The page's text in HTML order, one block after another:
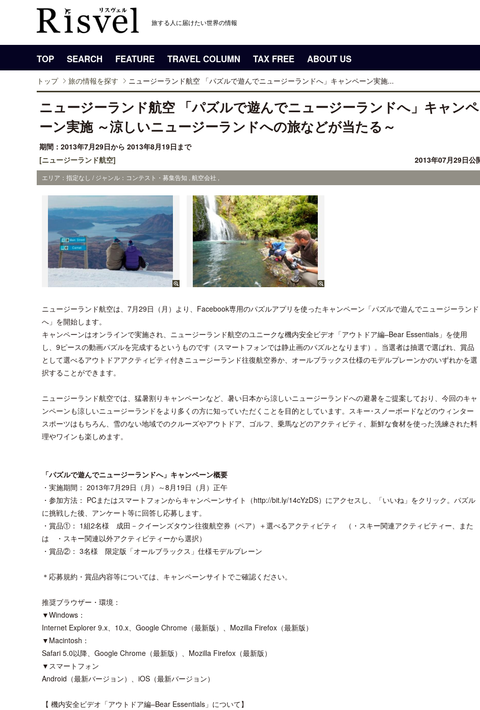
旅する人に届けたい世界の情報
TOP SEARCH FEATURE TRAVEL COLUMN TAX FREE ABOUT US
トップ 旅の情報を探す ニュージーランド航空 「パズルで遊んでニュージーランドへ」キャンペーン実施...
ニュージーランド航空 「パズルで遊んでニュージーランドへ」キャンペ
ーン実施 ～涼しいニュージーランドへの旅などが当たる～
期間：2013年7月29日から 2013年8月19日まで
[ニュージーランド航空]
2013年07月29日公
エリア：指定なし / ジャンル：コンテスト・募集告知 , 航空会社 ,
ニュージーランド航空は、7月29日（月）より、Facebook専用のパズルアプリを使ったキャンペーン「パズルで遊んでニュージーランド
へ」を開始します。
キャンペーンはオンラインで実施され、ニュージーランド航空のユニークな機内安全ビデオ「アウトドア編–Bear Essentials」を使用
し、9ピースの動画パズルを完成するというものです（スマートフォンでは静止画のパズルとなります）。当選者は抽選で選ばれ、賞品
として選べるアウトドアアクティビティ付きニュージーランド往復航空券か、オールブラックス仕様のモデルプレーンかのいずれかを選
択することができます。
ニュージーランド航空では、猛暑割りキャンペーンなど、暑い日本から涼しいニュージーランドへの避暑をご提案しており、今回のキャ
ンペーンも涼しいニュージーランドをより多くの方に知っていただくことを目的としています。スキー･スノーボードなどのウィンター
スポーツはもちろん、雪のない地域でのクルーズやアウトドア、ゴルフ、乗馬などのアクティビティ、新鮮な食材を使った洗練された料
理やワインも楽しめます。
「パズルで遊んでニュージーランドへ」キャンペーン概要
・実施期間： 2013年7月29日（月）～8月19日（月）正午
・参加方法： PCまたはスマートフォンからキャンペーンサイト（http://bit.ly/14cYzDS）にアクセスし、「いいね」をクリック。パズル
に挑戦した後、アンケート等に回答し応募します。
・賞品①： 1組2名様 成田－クイーンズタウン往復航空券（ペア）＋選べるアクティビティ （・スキー関連アクティビティー、また
は ・スキー関連以外アクティビティーから選択）
・賞品②： 3名様 限定版「オールブラックス」仕様モデルプレーン
＊応募規約・賞品内容等については、キャンペーンサイトでご確認ください。
推奨ブラウザー・環境：
▼Windows：
Internet Explorer 9.x、10.x、Google Chrome（最新版）、Mozilla Firefox（最新版）
▼Macintosh：
Safari 5.0以降、Google Chrome（最新版）、Mozilla Firefox（最新版）
▼スマートフォン
Android（最新バージョン）、iOS（最新バージョン）
【 機内安全ビデオ「アウトドア編–Bear Essentials」について】
梁貴子氏の韓国文学『願うのは私に禁
クアロア・ランチ、新予約システム